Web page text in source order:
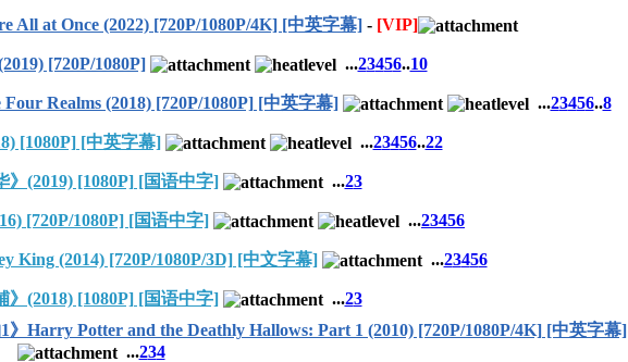
All at Once (2022) [720P/1080P/4K] [中英字幕] - [VIP]
[720P/1080P] ...23456..10
Realms (2018) [720P/1080P] [中英字幕] ...23456..8
[1080P] [中英字幕] ...23456..22
》(2019) [1080P] [国语中字] ...23
[720P/1080P] [国语中字] ...23456
King (2014) [720P/1080P/3D] [中文字幕] ...23456
》(2018) [1080P] [国语中字] ...23
Harry Potter and the Deathly Hallows: Part 1 (2010) [720P/1080P/4K] [中英字幕]
...234